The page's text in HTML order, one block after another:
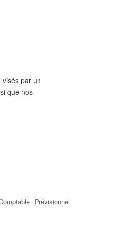
visés par un
que nos
Prévisionnel